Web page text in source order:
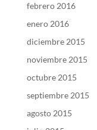
febrero 2016
enero 2016
diciembre 2015
noviembre 2015
octubre 2015
septiembre 2015
agosto 2015